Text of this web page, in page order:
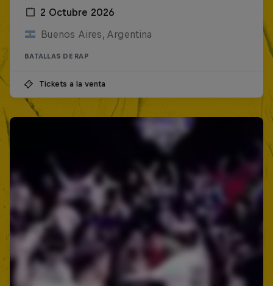
2 Octubre 2026
Buenos Aires, Argentina
BATALLAS DE RAP
Tickets a la venta